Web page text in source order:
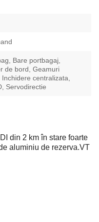
Bare portbagaj,
de bord, Geamuri
centralizata,
Servodirectie
din 2 km în stare foarte
aluminiu de rezerva.VT